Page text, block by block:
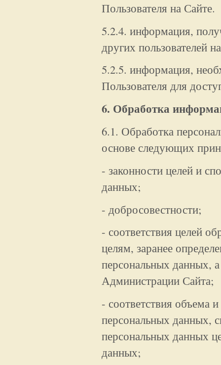
Пользователя на Сайте.
5.2.4. информация,
других пользователей
5.2.5. информация,
Пользователя для
6. Обработка
6.1. Обработка
основе следующих
- законности целей и
данных;
- добросовестности;
- соответствия целей
целям, заранее
персональных данных,
Администрации Сайта;
- соответствия объема
персональных данных,
персональных данных
данных;